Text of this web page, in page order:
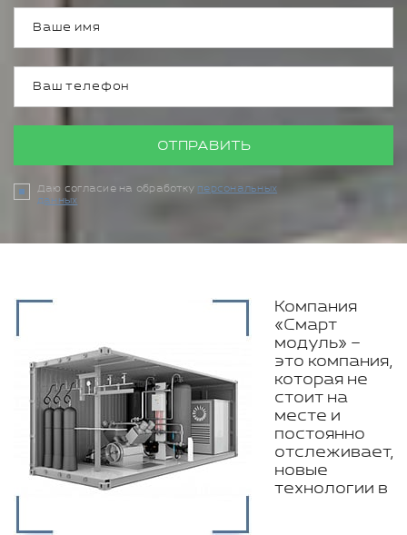
ОТПРАВИТЬ
Даю согласие на обработку персональных
данных
Компания
«Смарт
модуль» –
это компания,
которая не
стоит на
месте и
постоянно
отслеживает,
новые
технологии в